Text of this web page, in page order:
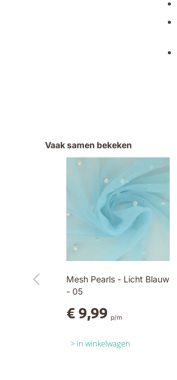
Vaak samen bekeken
Mesh Pearls - Licht Blauw
- 05
€ 9,99 p/m
in winkelwagen